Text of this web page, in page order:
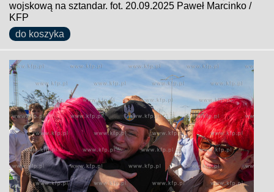
wojskową na sztandar. fot. 20.09.2025 Paweł Marcinko /
KFP
do koszyka